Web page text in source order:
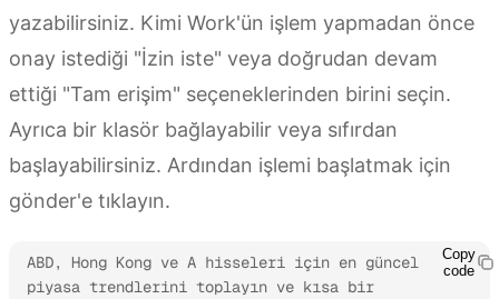
yazabilirsiniz. Kimi Work'ün işlem yapmadan önce
onay istediği "İzin iste" veya doğrudan devam
ettiği "Tam erişim" seçeneklerinden birini seçin.
Ayrıca bir klasör bağlayabilir veya sıfırdan
başlayabilirsiniz. Ardından işlemi başlatmak için
gönder'e tıklayın.
ABD, Hong Kong ve A hisseleri için en güncel
piyasa trendlerini toplayın ve kısa bir
Copy
code